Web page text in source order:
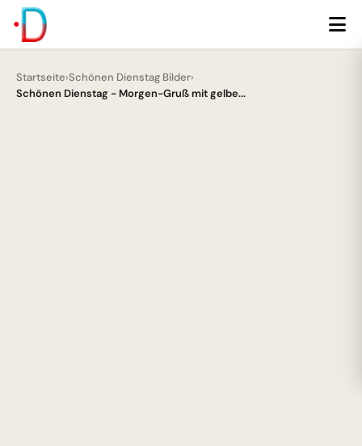
Startseite›Schönen Dienstag Bilder›
Schönen Dienstag - Morgen-Gruß mit gelbe...